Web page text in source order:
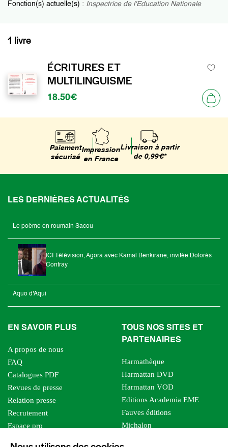
Fonction(s) actuelle(s) : Inspectrice de l'Education Nationale
1 livre
ÉCRITURES ET
MULTILINGUISME
18.50€
Paiement
sécurisé
Impression
en France
Livraison à partir
de 0,99€*
LES DERNIÈRES ACTUALITÉS
Le poème en roumain Sacou
ICI Télévision, Agora avec Kamal Benkirane, invitée Dolorès
Contray
Aquo d'Aqui
EN SAVOIR PLUS
A propos de nous
FAQ
Catalogues PDF
Revues de presse
Relation presse
Recrutement
Espace pro
TOUS NOS SITES ET
PARTENAIRES
Harmathèque
Harmattan DVD
Harmattan VOD
Editions Academia EME
Fauves éditions
Michalon